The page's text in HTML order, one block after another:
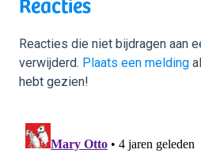
Reacties die niet bijdragen aan
verwijderd. Plaats een melding
hebt gezien!